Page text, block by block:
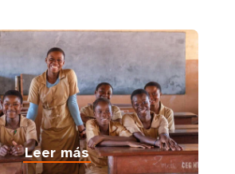
Leer más